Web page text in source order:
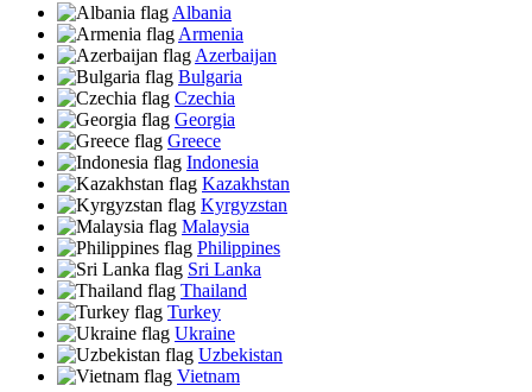
Albania
Armenia
Azerbaijan
Bulgaria
Czechia
Georgia
Greece
Indonesia
Kazakhstan
Kyrgyzstan
Malaysia
Philippines
Sri Lanka
Thailand
Turkey
Ukraine
Uzbekistan
Vietnam